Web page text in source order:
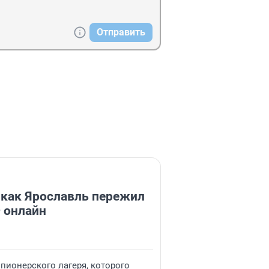
потому что в майском указе
рака, — считает Красовский. —
Отправить
Ярославль пережил
лагеря, которого